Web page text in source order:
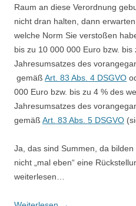
Raum an diese Verordnung
nicht dran halten, dann
welche Norm Sie verstoßen
bis zu 10 000 000 Euro bzw.
Jahresumsatzes des
gemäß Art. 83 Abs. 4 DSGVO
000 Euro bzw. bis zu 4 % des
Jahresumsatzes des
gemäß Art. 83 Abs. 5 DSGVO
Ja, das sind Summen, da
nicht „mal eben“ eine
weiterlesen…